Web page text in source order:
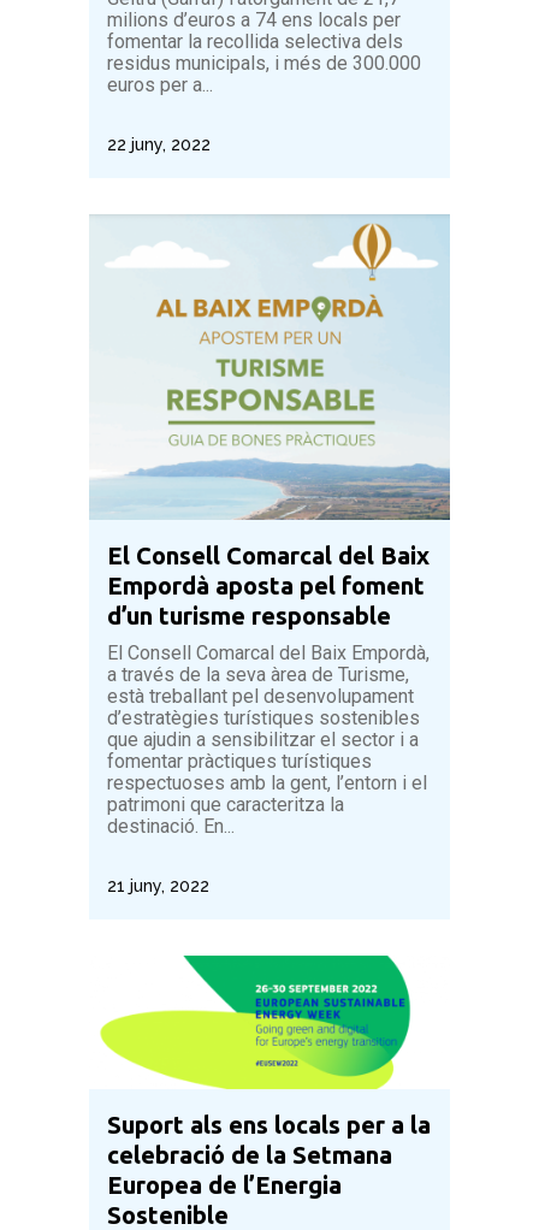
milions d’euros a 74 ens locals per
fomentar la recollida selectiva dels
residus municipals, i més de 300.000
euros per a...
22 juny, 2022
El Consell Comarcal del Baix
Empordà aposta pel foment
d’un turisme responsable
El Consell Comarcal del Baix Empordà,
a través de la seva àrea de Turisme,
està treballant pel desenvolupament
d’estratègies turístiques sostenibles
que ajudin a sensibilitzar el sector i a
fomentar pràctiques turístiques
respectuoses amb la gent, l’entorn i el
patrimoni que caracteritza la
destinació. En...
21 juny, 2022
Suport als ens locals per a la
celebració de la Setmana
Europea de l’Energia
Sostenible